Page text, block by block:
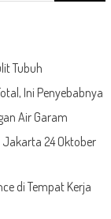
Tubuh
Ini Penyebabnya
Air Garam
Jakarta 24 Oktober
di Tempat Kerja